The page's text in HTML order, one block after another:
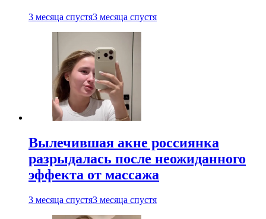
3 месяца спустя3 месяца спустя
Вылечившая акне россиянка
разрыдалась после неожиданного
эффекта от массажа
3 месяца спустя3 месяца спустя